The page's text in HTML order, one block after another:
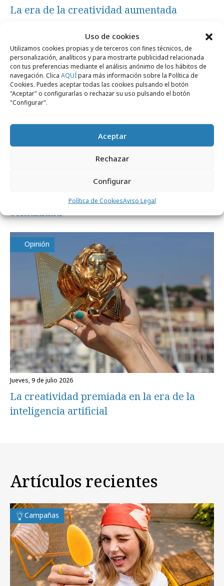
Uso de cookies
Utilizamos cookies propias y de terceros con fines técnicos, de
personalización, analíticos y para mostrarte publicidad relacionada
con tus preferencias mediante el análisis anónimo de los hábitos de
navegación. Clica AQUÍpara más información sobre la Política de
Cookies. Puedes aceptar todas las cookies pulsando el botón
"Aceptar" o configurarlas o rechazar su uso pulsando el botón
"Configurar".
Aceptar
Rechazar
Configurar
Política de CookiesAviso Legal
La era de la creatividad aumentada
Formación y estudios
La nueva fórmula del éxito creativo: IA +
comunidad
Opinión
jueves, 9 de julio 2026
La creatividad premiada en la era de la
inteligencia artificial
Artículos recientes
Campañas